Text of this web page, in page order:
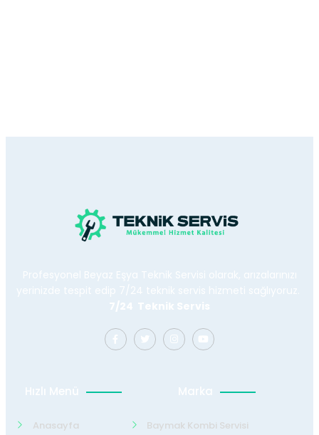
Profesyonel Beyaz Eşya Teknik Servisi olarak, arızalarınızı
yerinizde tespit edip 7/24 teknik servis hizmeti sağlıyoruz.
7/24 Teknik Servis
Hızlı Menü
Anasayfa
Marka
Baymak Kombi Servisi